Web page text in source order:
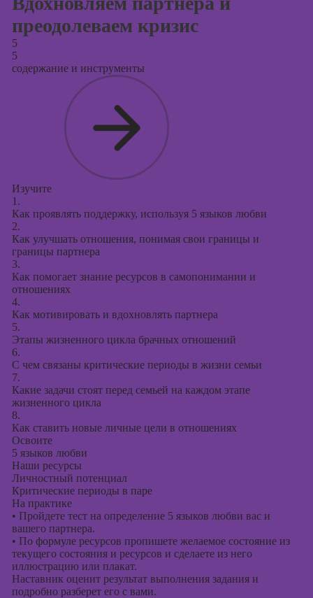
преодолеваем кризис
5
5
содержание и инструменты
Изучите
1.
Как проявлять поддержку, используя 5 языков любви
2.
Как улучшать отношения, понимая свои границы и
границы партнера
3.
Как помогает знание ресурсов в самопонимании и
отношениях
4.
Как мотивировать и вдохновлять партнера
5.
Этапы жизненного цикла брачных отношений
6.
С чем связаны критические периоды в жизни семьи
7.
Какие задачи стоят перед семьей на каждом этапе
жизненного цикла
8.
Как ставить новые личные цели в отношениях
Освоите
5 языков любви
Наши ресурсы
Личностный потенциал
Критические периоды в паре
На практике
• Пройдете тест на определение 5 языков любви вас и
вашего партнера.
• По формуле ресурсов пропишете желаемое состояние из
текущего состояния и ресурсов и сделаете из него
иллюстрацию или плакат.
Наставник оценит результат выполнения задания и
подробно разберет его с вами.